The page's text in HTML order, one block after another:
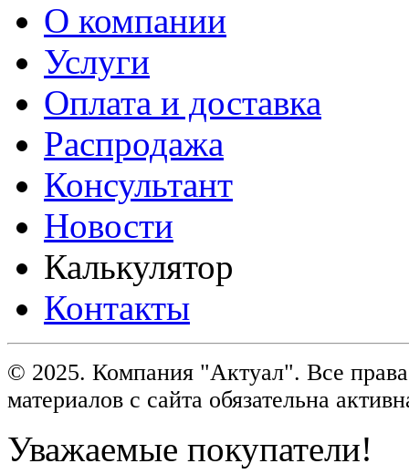
О компании
Услуги
Оплата и доставка
Распродажа
Консультант
Новости
Калькулятор
Контакты
© 2025. Компания "Актуал". Все
материалов с сайта обязательна
Уважаемые покупатели!